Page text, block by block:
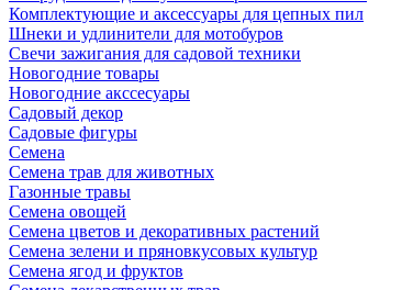
Комплектующие и аксессуары для цепных пил
Шнеки и удлинители для мотобуров
Свечи зажигания для садовой техники
Новогодние товары
Новогодние акссесуары
Садовый декор
Садовые фигуры
Семена
Семена трав для животных
Газонные травы
Семена овощей
Семена цветов и декоративных растений
Семена зелени и пряновкусовых культур
Семена ягод и фруктов